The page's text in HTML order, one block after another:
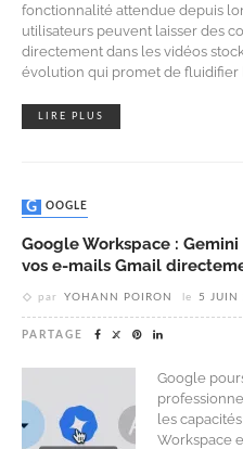
fonctionnalité attendue depuis
utilisateurs peuvent laisser des
directement dans les vidéos
évolution qui promet de fluidifier
LIRE PLUS
GOOGLE
Google Workspace :
vos e-mails Gmail
par YOHANN POIRON le 5 JUIN
PARTAGE
Google
les
Workspace